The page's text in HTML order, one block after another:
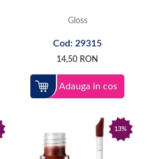
Gloss
Cod: 29315
14,50 RON
Adauga in cos
13%